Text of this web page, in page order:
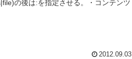
の後は:を指定させる。・コンテンツ
2012.09.03